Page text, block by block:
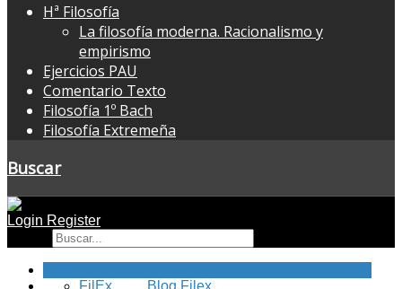
Hª Filosofía
La filosofía moderna. Racionalismo y
empirismo
Ejercicios PAU
Comentario Texto
Filosofía 1º Bach
Filosofía Extremeña
Buscar
Login Register
Blog Filex
FilEx